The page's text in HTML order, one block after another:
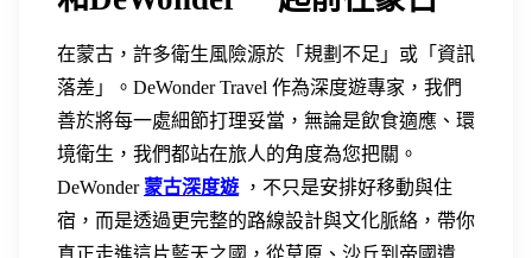
在蒙古，許多衛生風險源於「規劃不足」或「資訊
落差」。DeWonder Travel 作為深度遊專家，我們
善於將每一處細節打理妥當，無論是飲食適應、環
境衛生，我們都站在旅人的角度為您把關。
DeWonder 蒙古深度遊，不只是安排好移動與住
宿，而是透過更完整的路線設計與文化脈絡，帶你